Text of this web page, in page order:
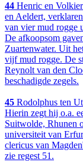
44 Henric en
en Aeldert,
van vier mud rogge
De afkoopsom
Zuartenwater. Uit
vijf mud rogge. De
Reynolt van den
beschadigde zegels.
45 Rodolphus ten
Hierin zegt hij o.a.
Suitwolde, Rhunen
universiteit van
clericus van
zie regest 51.